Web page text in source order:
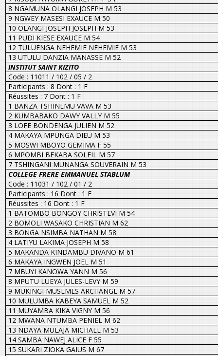
8 NGAMUNA OLANGI JOSEPH M 53
9 NGWEY MASESI EXAUCE M 50
10 OLANGI JOSEPH JOSEPH M 53
11 PUDI KIESE EXAUCE M 54
12 TULUENGA NEHEMIE NEHEMIE M 53
13 UTULU DANZIA MANASSE M 52
INSTITUT SAINT KIZITO
Code : 11011 / 102 / 05 / 2
Participants : 8 Dont : 1 F
Réussites : 7 Dont : 1 F
1 BANZA TSHINEMU VAVA M 53
2 KUMBABAKO DAWY VALLY M 55
3 LOFE BONDENGA JULIEN M 52
4 MAKAYA MPUNGA DIEU M 53
5 MOSWI MBOYO GEMIMA F 55
6 MPOMBI BEKABA SOLEIL M 57
7 TSHINGANI MUNANGA SOUVERAIN M 53
COLLEGE FRERE EMMANUEL STABLUM
Code : 11031 / 102 / 01 / 2
Participants : 16 Dont : 1 F
Réussites : 16 Dont : 1 F
1 BATOMBO BONGOY CHRISTEVI M 54
2 BOMOLI WASAKO CHRISTIAN M 62
3 BONGA NSIMBA NATHAN M 58
4 LATIYU LAKIMA JOSEPH M 58
5 MAKANDA KINDAMBU DIVANO M 61
6 MAKAYA INGWEN JOEL M 51
7 MBUYI KANOWA YANN M 56
8 MPUTU LUEYA JULES-LEVY M 59
9 MUKINGI MUSEMES ARCHANGE M 57
10 MULUMBA KABEYA SAMUEL M 52
11 MUYAMBA KIKA VIGNY M 56
12 MWANA NTUMBA PENIEL M 62
13 NDAYA MULAJA MICHAEL M 53
14 SAMBA NAWEJ ALICE F 55
15 SUKARI ZIOKA GAIUS M 67